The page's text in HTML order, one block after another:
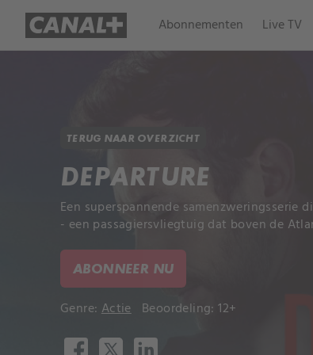
Abonnementen Live TV
TERUG NAAR OVERZICHT
DEPARTURE
Een superspannende samenzweringsserie
- een passagiersvliegtuig dat boven de
ABONNEER NU
Genre: Actie Beoordeling: 12+